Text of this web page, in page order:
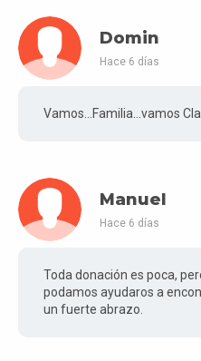
Domin
Hace 6 días
Vamos...Familia...vamos
Manuel
Hace 6 días
Toda donación es poca,
podamos ayudaros a
un fuerte abrazo.